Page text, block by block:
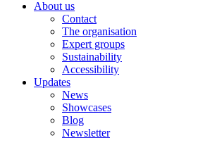
About us
Contact
The organisation
Expert groups
Sustainability
Accessibility
Updates
News
Showcases
Blog
Newsletter